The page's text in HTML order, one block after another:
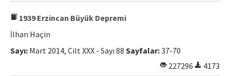
1939 Erzincan Büyük Depremi
İlhan Haçin
Sayı: Mart 2014, Cilt XXX - Sayı 88 Sayfalar:37-70
227296
4173